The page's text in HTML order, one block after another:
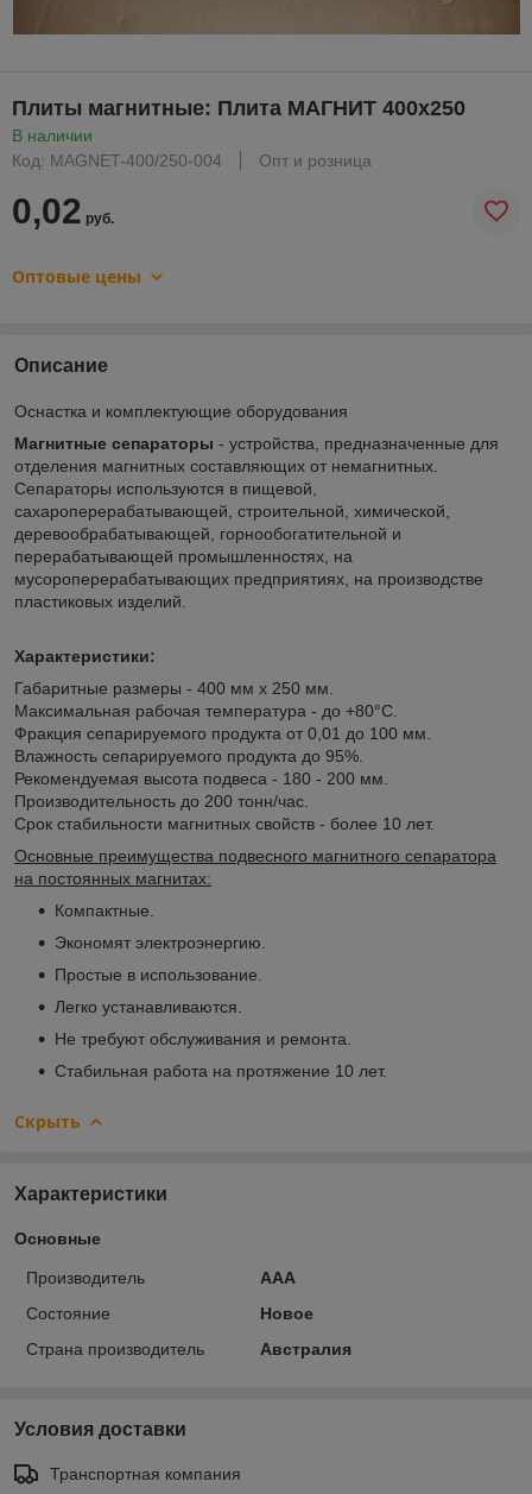
Плиты магнитные: Плита МАГНИТ 400х250
В наличии
Код: MAGNET-400/250-004
Опт и розница
0,02 руб.
Оптовые цены
Описание
Оснастка и комплектующие оборудования
Магнитные сепараторы - устройства, предназначенные для
отделения магнитных составляющих от немагнитных.
Сепараторы используются в пищевой,
сахароперерабатывающей, строительной, химической,
деревообрабатывающей, горнообогатительной и
перерабатывающей промышленностях, на
мусороперерабатывающих предприятиях, на производстве
пластиковых изделий.
Характеристики:
Габаритные размеры - 400 мм х 250 мм.
Максимальная рабочая температура - до +80°С.
Фракция сепарируемого продукта от 0,01 до 100 мм.
Влажность сепарируемого продукта до 95%.
Рекомендуемая высота подвеса - 180 - 200 мм.
Производительность до 200 тонн/час.
Срок стабильности магнитных свойств - более 10 лет.
Основные преимущества подвесного магнитного сепаратора
на постоянных магнитах:
Компактные.
Экономят электроэнергию.
Простые в использование.
Легко устанавливаются.
Не требуют обслуживания и ремонта.
Стабильная работа на протяжение 10 лет.
Скрыть
Характеристики
Основные
Производитель
ААА
Состояние
Новое
Страна производитель
Австралия
Условия доставки
Транспортная компания